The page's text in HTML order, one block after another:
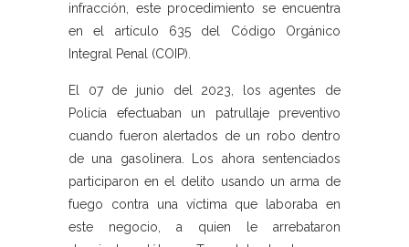
infracción, este procedimiento se encuentra
en el artículo 635 del Código Orgánico
Integral Penal (COIP).
El 07 de junio del 2023, los agentes de
Policía efectuaban un patrullaje preventivo
cuando fueron alertados de un robo dentro
de una gasolinera. Los ahora sentenciados
participaron en el delito usando un arma de
fuego contra una víctima que laboraba en
este negocio, a quien le arrebataron